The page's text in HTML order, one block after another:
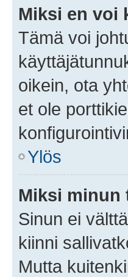
Miksi en voi
Tämä voi
oikein, ota
et ole
Ylös
Miksi minun
Sinun ei
kiinni
Mutta